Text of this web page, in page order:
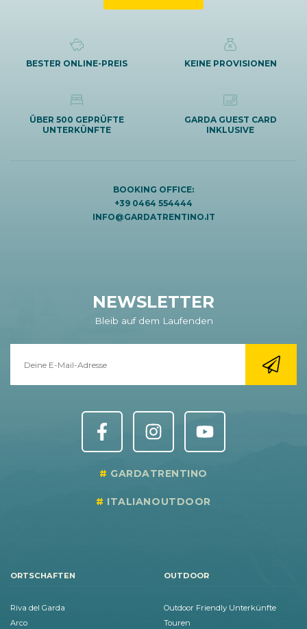
BESTER ONLINE-PREIS KEINE PROVISIONEN
ÜBER 500 GEPRÜFTE
UNTERKÜNFTE
GARDA GUEST CARD
INKLUSIVE
BOOKING OFFICE:
+39 0464 554444
INFO@GARDATRENTINO.IT
NEWSLETTER
Bleib auf dem Laufenden
GARDATRENTINO
ITALIANOUTDOOR
ORTSCHAFTEN
Riva del Garda
Arco
OUTDOOR
Outdoor Friendly Unterkünfte
Touren